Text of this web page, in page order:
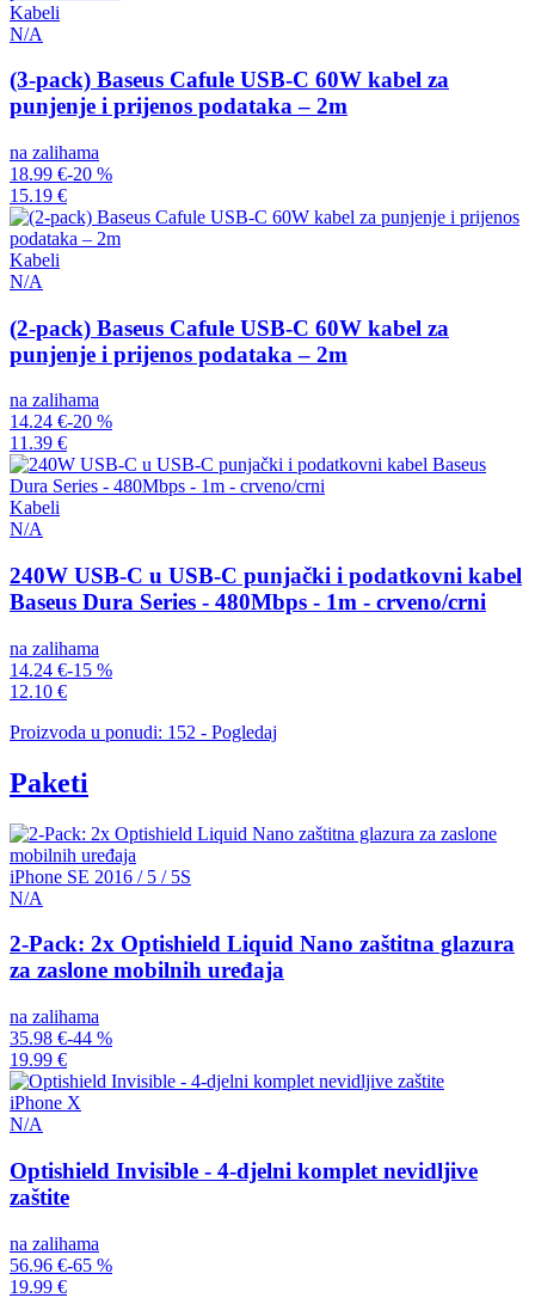
Kabeli
N/A
(3-pack) Baseus Cafule USB-C 60W kabel za
punjenje i prijenos podataka – 2m
na zalihama
18.99 €-20 %
15.19 €
Kabeli
N/A
(2-pack) Baseus Cafule USB-C 60W kabel za
punjenje i prijenos podataka – 2m
na zalihama
14.24 €-20 %
11.39 €
Kabeli
N/A
240W USB-C u USB-C punjački i podatkovni kabel
Baseus Dura Series - 480Mbps - 1m - crveno/crni
na zalihama
14.24 €-15 %
12.10 €
Proizvoda u ponudi: 152 - Pogledaj
Paketi
iPhone SE 2016 / 5 / 5S
N/A
2-Pack: 2x Optishield Liquid Nano zaštitna glazura
za zaslone mobilnih uređaja
na zalihama
35.98 €-44 %
19.99 €
iPhone X
N/A
Optishield Invisible - 4-djelni komplet nevidljive
zaštite
na zalihama
56.96 €-65 %
19.99 €